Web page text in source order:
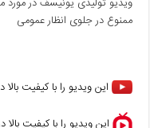
ممنوع در جلوی انظار عمومی
این ویدیو را با کیفیت
این ویدیو را با کیفیت